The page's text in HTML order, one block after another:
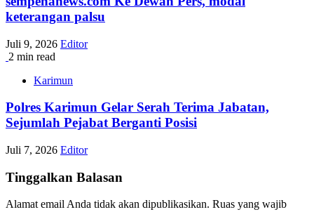
keterangan palsu
Juli 9, 2026 Editor
2 min read
Karimun
Polres Karimun Gelar Serah Terima Jabatan,
Sejumlah Pejabat Berganti Posisi
Juli 7, 2026 Editor
Tinggalkan Balasan
Alamat email Anda tidak akan dipublikasikan. Ruas yang wajib